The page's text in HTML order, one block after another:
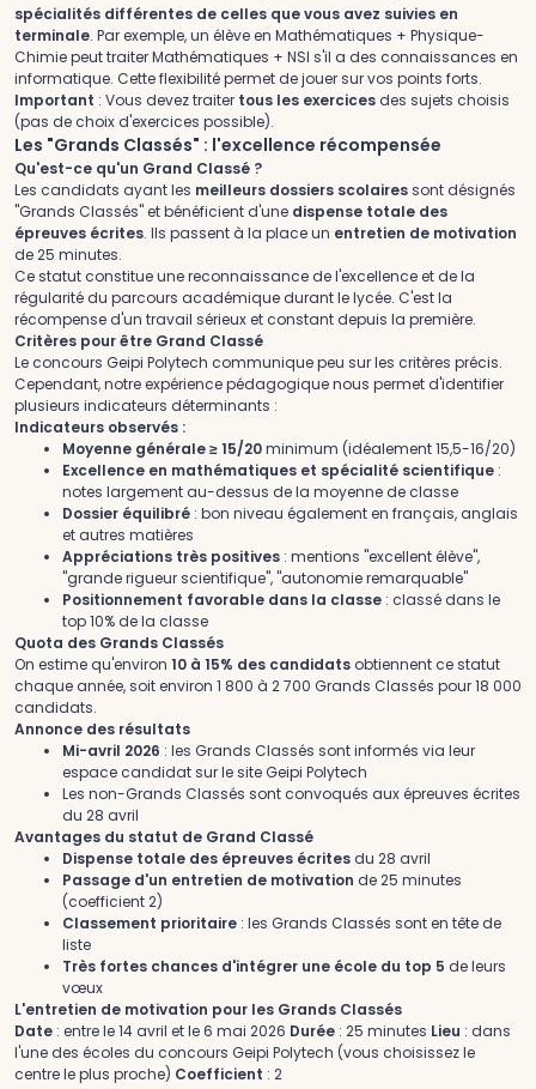
spécialités différentes de celles que vous avez suivies en
terminale. Par exemple, un élève en Mathématiques + Physique-
Chimie peut traiter Mathématiques + NSI s'il a des connaissances en
informatique. Cette flexibilité permet de jouer sur vos points forts.
Important : Vous devez traiter tous les exercicesdes sujets choisis
(pas de choix d'exercices possible).
Les "Grands Classés" : l'excellence récompensée
Qu'est-ce qu'un Grand Classé ?
Les candidats ayant les meilleurs dossiers scolairessont désignés
"Grands Classés" et bénéficient d'une dispense totale des
épreuves écrites. Ils passent à la place un entretien de motivation
de 25 minutes.
Ce statut constitue une reconnaissance de l'excellence et de la
régularité du parcours académique durant le lycée. C'est la
récompense d'un travail sérieux et constant depuis la première.
Critères pour être Grand Classé
Le concours Geipi Polytech communique peu sur les critères précis.
Cependant, notre expérience pédagogique nous permet d'identifier
plusieurs indicateurs déterminants :
Indicateurs observés :
Moyenne générale ≥ 15/20minimum (idéalement 15,5-16/20)
Excellence en mathématiques et spécialité scientifique :
notes largement au-dessus de la moyenne de classe
Dossier équilibré : bon niveau également en français, anglais
et autres matières
Appréciations très positives : mentions "excellent élève",
"grande rigueur scientifique", "autonomie remarquable"
Positionnement favorable dans la classe : classé dans le
top 10% de la classe
Quota des Grands Classés
On estime qu'environ 10 à 15% des candidats obtiennent ce statut
chaque année, soit environ 1 800 à 2 700 Grands Classés pour 18 000
candidats.
Annonce des résultats
Mi-avril 2026 : les Grands Classés sont informés via leur
espace candidat sur le site Geipi Polytech
Les non-Grands Classés sont convoqués aux épreuves écrites
du 28 avril
Avantages du statut de Grand Classé
Dispense totale des épreuves écritesdu 28 avril
Passage d'un entretien de motivation de 25 minutes
(coefficient 2)
Classement prioritaire : les Grands Classés sont en tête de
liste
Très fortes chances d'intégrer une école du top 5 de leurs
vœux
L'entretien de motivation pour les Grands Classés
Date : entre le 14 avril et le 6 mai 2026 Durée : 25 minutes Lieu : dans
l'une des écoles du concours Geipi Polytech (vous choisissez le
centre le plus proche) Coefficient : 2